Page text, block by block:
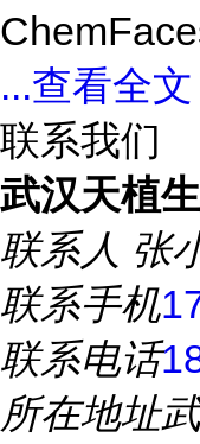
...查看全
联系我们
武汉天植
联系人 张
联系手机
联系电话
所在地址